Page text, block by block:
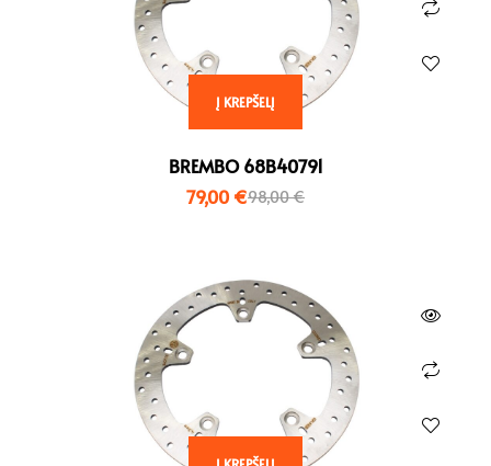
Į KREPŠELĮ
BREMBO 68B40791
98,00€
79,00 €